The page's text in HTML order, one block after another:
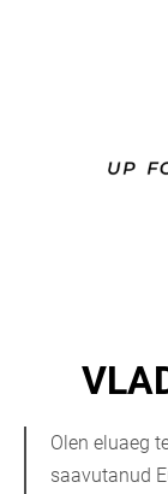
Olen eluaeg
saavutanud